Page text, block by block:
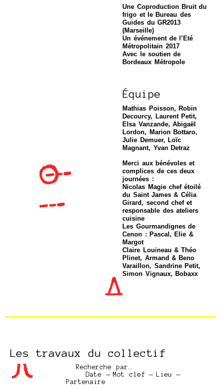
Une Coproduction Bruit du
frigo et le Bureau des
Guides du GR2013
(Marseille)
Un événement de l’Eté
Métropolitain 2017
Avec le soutien de
Bordeaux Métropole
Équipe
Mathias Poisson, Robin
Decourcy, Laurent Petit,
Elsa Vanzande, Abigaël
Lordon, Marion Bottaro,
Julie Demuer, Loïc
Magnant, Yvan Detraz
Merci aux bénévoles et
complices de ces deux
journées :
Nicolas Magie chef étoilé
du Saint James & Célia
Girard, second chef et
responsable des ateliers
cuisine
Les Gourmandignes de
Cenon : Pascal, Elie &
Margot
Claire Louineau & Théo
Plinet, Armand & Beno
Varaillon, Sandrine Petit,
Simon Vignaux, Bobaxx
Les travaux du collectif
Recherche par…
Date — Mot clef — Lieu
—
Partenaire